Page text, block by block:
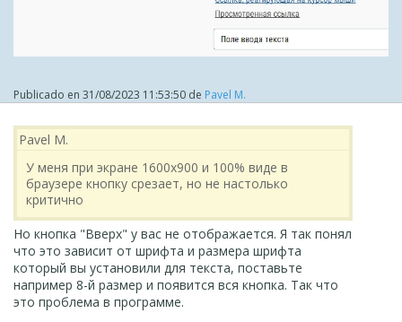
Publicado en 31/08/2023 11:53:50 de Pavel M.
Pavel M.
У меня при экране 1600х900 и 100% виде в
браузере кнопку срезает, но не настолько
критично
Но кнопка "Вверх" у вас не отображается. Я так понял
что это зависит от шрифта и размера шрифта
который вы установили для текста, поставьте
например 8-й размер и появится вся кнопка. Так что
это проблема в программе.